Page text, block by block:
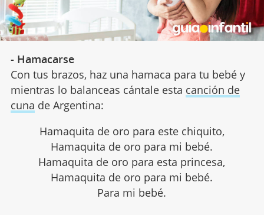
- Hamacarse
Con tus brazos, haz una hamaca para tu bebé y
mientras lo balanceas cántale esta canción de
cuna de Argentina:
Hamaquita de oro para este chiquito,
Hamaquita de oro para mi bebé.
Hamaquita de oro para esta princesa,
Hamaquita de oro para mi bebé.
Para mi bebé.